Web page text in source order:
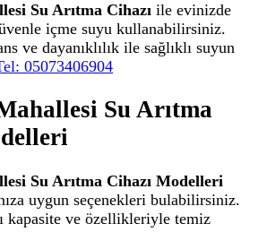
Su Arıtma Cihazı ile evinizde
içme suyu kullanabilirsiniz.
ve dayanıklılık ile sağlıklı suyun
05073406904
Su Arıtma
Su Arıtma Cihazı Modelleri
uygun seçenekleri bulabilirsiniz.
kapasite ve özellikleriyle temiz